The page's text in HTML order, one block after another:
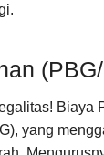
Biaya
yang